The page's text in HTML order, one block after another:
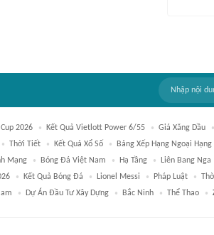
2026 Kết Quả Vietlott Power 6/55 Giá Xăng Dầu
Thời Tiết Kết Quả Xổ Số Bảng Xếp Hạng Ngoại Hạng
Mạng Bóng Đá Việt Nam Hạ Tầng Liên Bang Nga
Kết Quả Bóng Đá Lionel Messi Pháp Luật
Dự Án Đầu Tư Xây Dựng Bắc Ninh Thể Thao